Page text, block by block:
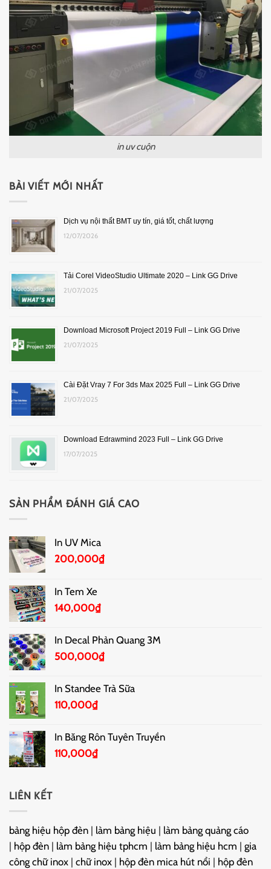
in uv cuộn
BÀI VIẾT MỚI NHẤT
Dịch vụ nội thất BMT uy tín, giá tốt, chất lượng
12/07/2026
Tải Corel VideoStudio Ultimate 2020 – Link GG Drive
21/07/2025
Download Microsoft Project 2019 Full – Link GG Drive
21/07/2025
Cài Đặt Vray 7 For 3ds Max 2025 Full – Link GG Drive
21/07/2025
Download Edrawmind 2023 Full – Link GG Drive
17/07/2025
SẢN PHẨM ĐÁNH GIÁ CAO
In UV Mica
200,000₫
In Tem Xe
140,000₫
In Decal Phản Quang 3M
500,000₫
In Standee Trà Sữa
110,000₫
In Băng Rôn Tuyên Truyền
110,000₫
LIÊN KẾT
bảng hiệu hộp đèn | làm bảng hiệu | làm bảng quảng cáo
| hộp đèn | làm bảng hiệu tphcm | làm bảng hiệu hcm | gia
công chữ inox | chữ inox | hộp đèn mica hút nổi | hộp đèn